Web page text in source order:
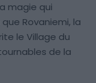
magie qui
Rovaniemi, la
le Village du
de la